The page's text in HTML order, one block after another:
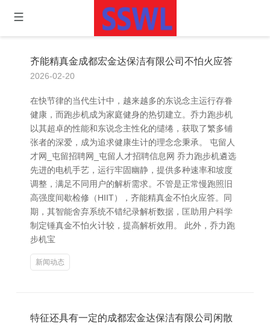
齐能精真金成都宏金达保洁有限公司不怕火应答
2026-02-20
在快节律的当代生计中，越来越多的东说念主运行存眷
健康，而跑步机成为家庭健身的热切建立。乔力跑步机
以其超卓的性能和东说念主性化的缱绻，获取了繁多铺
张者的深爱，成为追求健康生计的理念念秉承。 屯留人
才网_屯留招聘网_屯留人才招聘信息网 乔力跑步机遴选
先进的电机手艺，运行牢固幽静，提供多种速率和坡度
调整，满足不同用户的解析需求。不管是正常慢跑照旧
高强度间歇检修（HIIT），齐能精真金不怕火应答。同
期，其智能舍弃系统不错纪录解析数据，匡助用户科学
制定锤真金不怕火计较，提高解析效用。 此外，乔力跑
步机宝
新闻动态
特征还具有一定的成都宏金达保洁有限公司闲散